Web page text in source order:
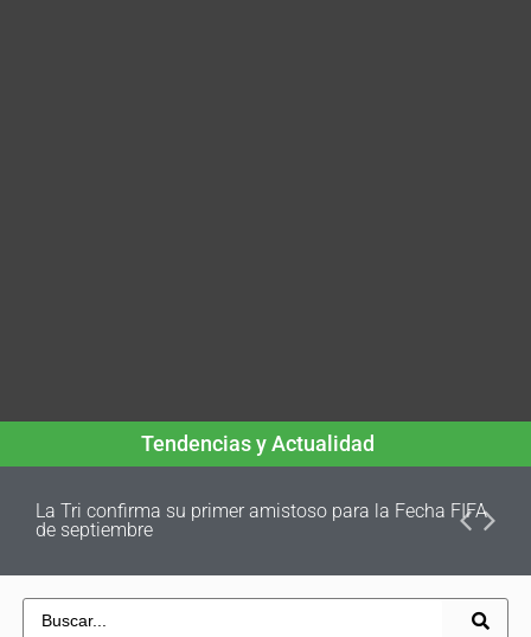
Tendencias y Actualidad
La Tri confirma su primer amistoso para la Fecha FIFA
de septiembre